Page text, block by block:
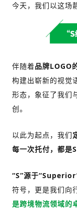
今天，我们以这场
伴随着品牌LOGO
构建出崭新的视觉
形态，象征了我们
创。
以此为起点，我们
每一次托付，都是
“S”源于
符号，更是我们向
是跨境物流领域的